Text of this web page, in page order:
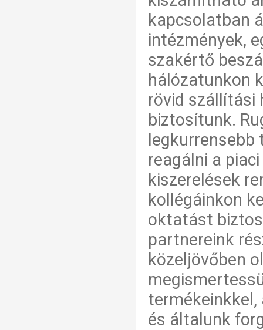
kapcsolatban
intézmények,
szakértő
hálózatunkon
rövid szállítási
biztosítunk.
reagálni a
kiszerelések
kollégáinkon
oktatást
partnereink
közeljövőben
termékeinkkel,
és általunk